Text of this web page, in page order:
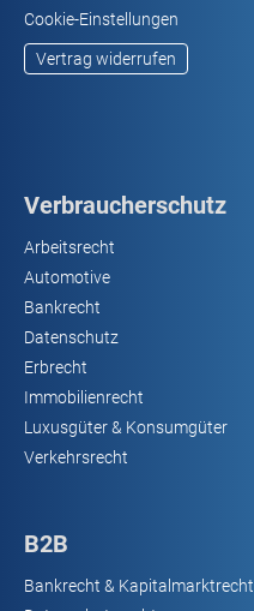
Cookie-Einstellungen
Vertrag widerrufen
Verbraucherschutz
Arbeitsrecht
Automotive
Bankrecht
Datenschutz
Erbrecht
Immobilienrecht
Luxusgüter & Konsumgüter
Verkehrsrecht
B2B
Bankrecht & Kapitalmarktrecht